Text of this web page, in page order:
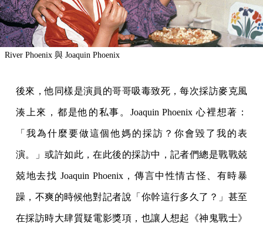
River Phoenix 與 Joaquin Phoenix
後來，他同樣是演員的哥哥吸毒致死，每次採訪麥克風
湊上來，都是他的私事。Joaquin Phoenix 心裡想著：
「我為什麼要做這個他媽的採訪？你會毀了我的表
演。」或許如此，在此後的採訪中，記者們總是戰戰兢
兢地去找 Joaquin Phoenix，傳言中性情古怪、有時暴
躁，不爽的時候他對記者說「你幹這行多久了？」甚至
在採訪時大肆質疑電影獎項，也讓人想起《神鬼戰士》